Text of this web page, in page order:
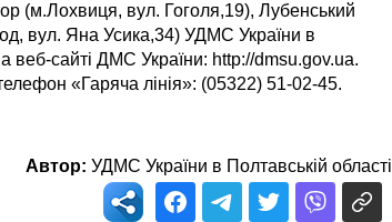
(м.Лохвиця, вул. Гоголя,19), Лубенський
вул. Яна Усика,34) УДМС України в
веб-сайті ДМС України: http://dmsu.gov.ua.
«Гаряча лінія»: (05322) 51-02-45.
Автор: УДМС України в Полтавській області